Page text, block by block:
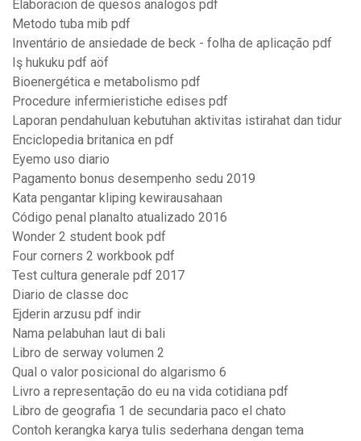
Elaboracion de quesos analogos pdf
Metodo tuba mib pdf
Inventário de ansiedade de beck - folha de aplicação pdf
Iş hukuku pdf aöf
Bioenergética e metabolismo pdf
Procedure infermieristiche edises pdf
Laporan pendahuluan kebutuhan aktivitas istirahat dan tidur
Enciclopedia britanica en pdf
Eyemo uso diario
Pagamento bonus desempenho sedu 2019
Kata pengantar kliping kewirausahaan
Código penal planalto atualizado 2016
Wonder 2 student book pdf
Four corners 2 workbook pdf
Test cultura generale pdf 2017
Diario de classe doc
Ejderin arzusu pdf indir
Nama pelabuhan laut di bali
Libro de serway volumen 2
Qual o valor posicional do algarismo 6
Livro a representação do eu na vida cotidiana pdf
Libro de geografia 1 de secundaria paco el chato
Contoh kerangka karya tulis sederhana dengan tema